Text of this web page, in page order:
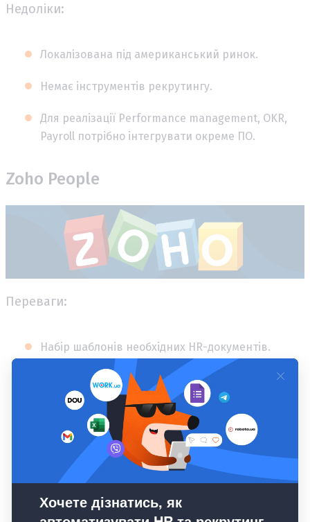
Недоліки:
Локалізована під американський ринок.
Немає інструментів рекрутингу.
Для реалізації Performance management, OKR,
Payroll потрібно інтегрувати окреме ПО.
Zoho People
Переваги:
Набір шаблонів необхідних HR-документів.
Absence management.
Календар подій.
Облік відпрацьованих годин.
LMS.
Інтегрована аналітика і звітність.